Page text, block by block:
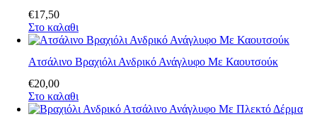
€17,50
Στο καλαθι
Ατσάλινο Βραχιόλι Ανδρικό Ανάγλυφο Με Καουτσούκ
€20,00
Στο καλαθι